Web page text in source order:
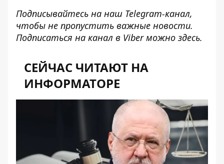
Подписывайтесь на наш Telegram-канал,
чтобы не пропустить важные новости.
Подписаться на канал в Viber можно здесь.
СЕЙЧАС ЧИТАЮТ НА
ИНФОРМАТОРЕ